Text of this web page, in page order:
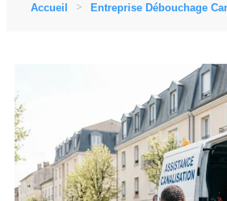
Accueil Entreprise Débouchage